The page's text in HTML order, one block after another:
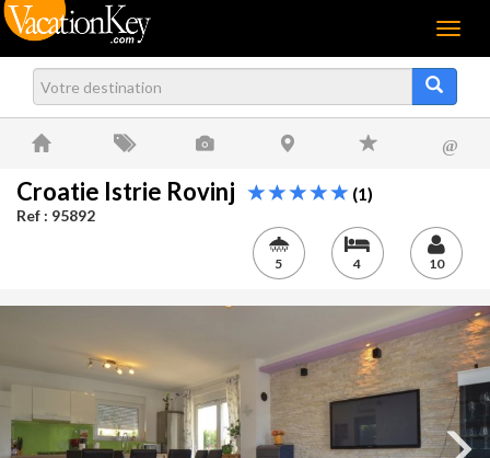
Menu
@
Croatie Istrie Rovinj (1)
Ref : 95892
5 4 10